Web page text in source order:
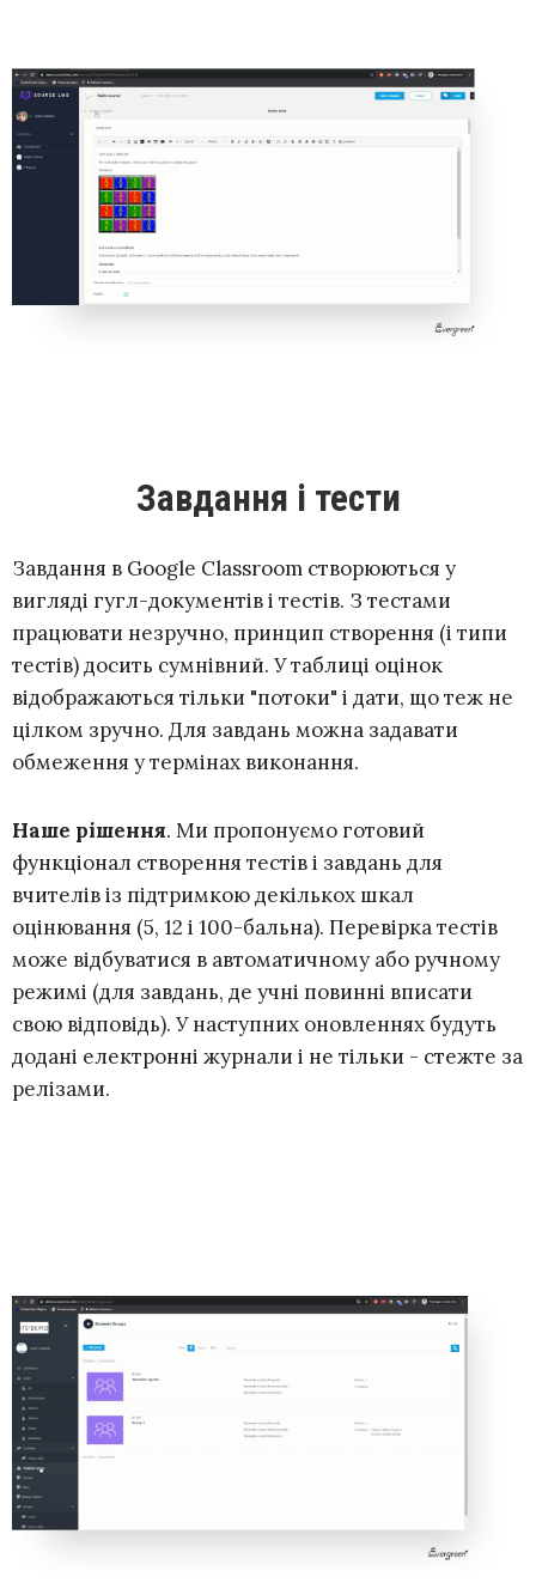
Завдання і тести
Завдання в Google Classroom створюються у
вигляді гугл-документів і тестів. З тестами
працювати незручно, принцип створення (і типи
тестів) досить сумнівний. У таблиці оцінок
відображаються тільки "потоки" і дати, що теж не
цілком зручно. Для завдань можна задавати
обмеження у термінах виконання.
Наше рішення. Ми пропонуємо готовий
функціонал створення тестів і завдань для
вчителів із підтримкою декількох шкал
оцінювання (5, 12 і 100-бальна). Перевірка тестів
може відбуватися в автоматичному або ручному
режимі (для завдань, де учні повинні вписати
свою відповідь). У наступних оновленнях будуть
додані електронні журнали і не тільки - стежте за
релізами.